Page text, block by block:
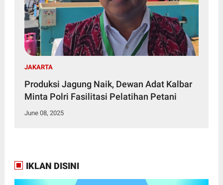
JAKARTA
Produksi Jagung Naik, Dewan Adat Kalbar
Minta Polri Fasilitasi Pelatihan Petani
June 08, 2025
IKLAN DISINI